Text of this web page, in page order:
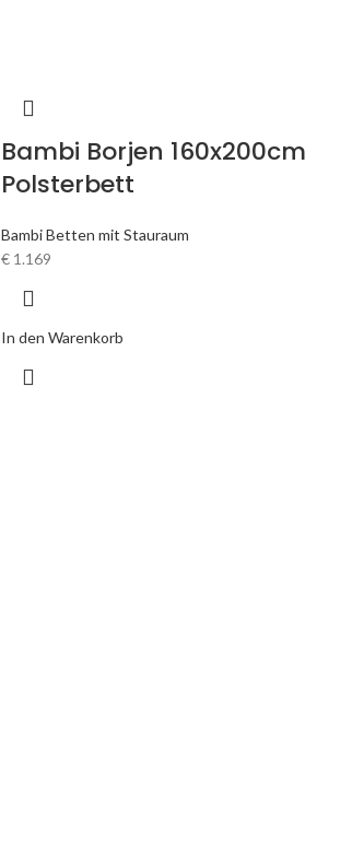
Bambi Borjen 160x200cm
Polsterbett
Bambi Betten mit Stauraum
€ 1.169
In den Warenkorb